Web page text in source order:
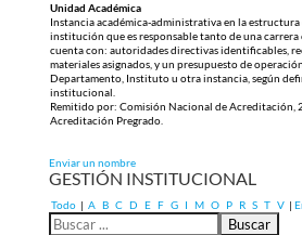
Unidad Académica
Instancia académica-administrativa en la
institución que es responsable tanto de una carrera
cuenta con: autoridades directivas identificables,
materiales asignados, y un presupuesto de
Departamento, Instituto u otra instancia, según
institucional.
Remitido por: Comisión Nacional de Acreditación,
Acreditación Pregrado.
Enviar un nombre
GESTIÓN INSTITUCIONAL
Todo | A B C D E F G I M O P R S T V |